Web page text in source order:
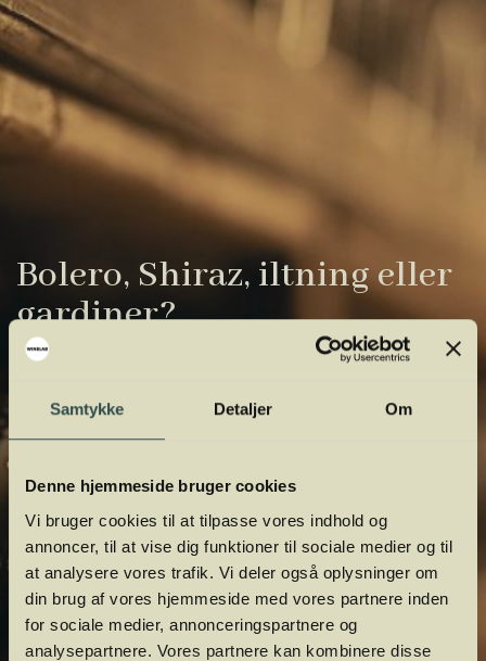
Samtykke Detaljer Om
Denne hjemmeside bruger cookies
Vi bruger cookies til at tilpasse vores indhold og
annoncer, til at vise dig funktioner til sociale medier og til
at analysere vores trafik. Vi deler også oplysninger om
din brug af vores hjemmeside med vores partnere inden
for sociale medier, annonceringspartnere og
analysepartnere. Vores partnere kan kombinere disse
Bolero, Shiraz, iltning eller
gardiner?
Vinens verden er fuld af komplicerede
udtryk. Vi har samlet de vigtigste i vores